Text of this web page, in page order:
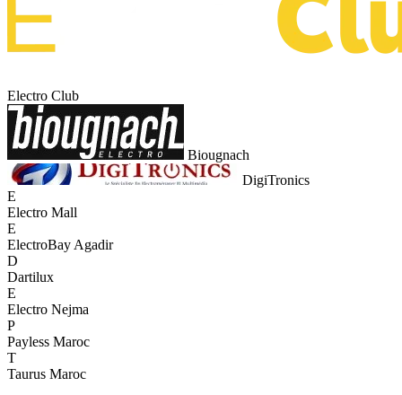
Electro Club
Biougnach
DigiTronics
E
Electro Mall
E
ElectroBay Agadir
D
Dartilux
E
Electro Nejma
P
Payless Maroc
T
Taurus Maroc